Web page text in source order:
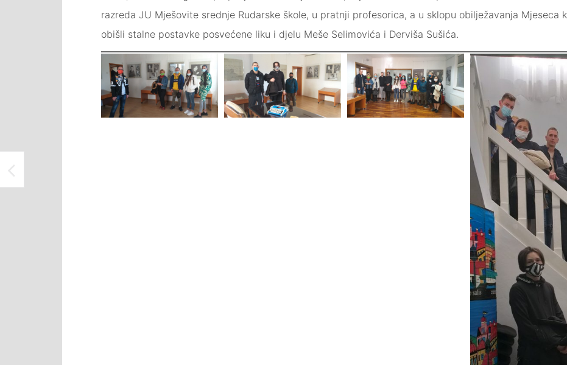
razreda JU Mješovite srednje Rudarske škole, u pratnji profesorica, a u sklopu obilježavanja Mjeseca
obišli stalne postavke posvećene liku i djelu Meše Selimovića i Derviša Sušića.